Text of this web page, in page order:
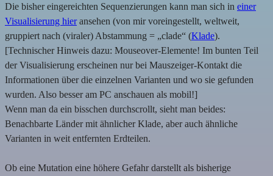
Die bisher eingereichten Sequenzierungen kann man sich in einer
Visualisierung hieransehen (von mir voreingestellt, weltweit,
gruppiert nach (viraler) Abstammung = „clade“ (Klade).
[Technischer Hinweis dazu: Mouseover-Elemente! Im bunten Teil
der Visualisierung erscheinen nur bei Mauszeiger-Kontakt die
Informationen über die einzelnen Varianten und wo sie gefunden
wurden. Also besser am PC anschauen als mobil!]
Wenn man da ein bisschen durchscrollt, sieht man beides:
Benachbarte Länder mit ähnlicher Klade, aber auch ähnliche
Varianten in weit entfernten Erdteilen.
Ob eine Mutation eine höhere Gefahr darstellt als bisherige